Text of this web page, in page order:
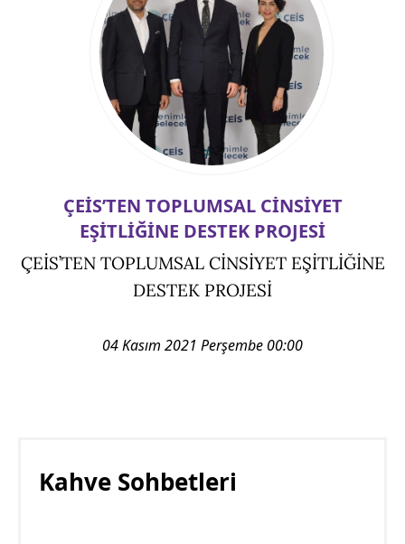
ÇEİS’TEN TOPLUMSAL CİNSİYET
EŞİTLİĞİNE DESTEK PROJESİ
ÇEİS’TEN TOPLUMSAL CİNSİYET EŞİTLİĞİNE
DESTEK PROJESİ
04 Kasım 2021 Perşembe 00:00
Kahve Sohbetleri